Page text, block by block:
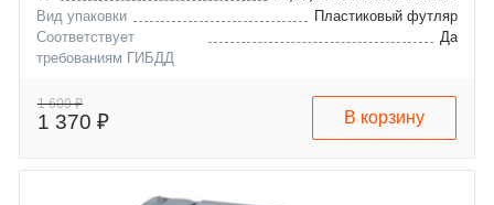
Вид упаковки
Пластиковый футляр
Соответствует
требованиям ГИБДД
Да
1 600 ₽
1 370 ₽ В корзину